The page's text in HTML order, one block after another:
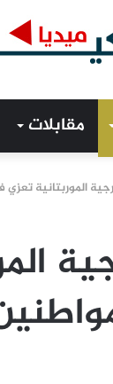
مقابلات
الموربتانية